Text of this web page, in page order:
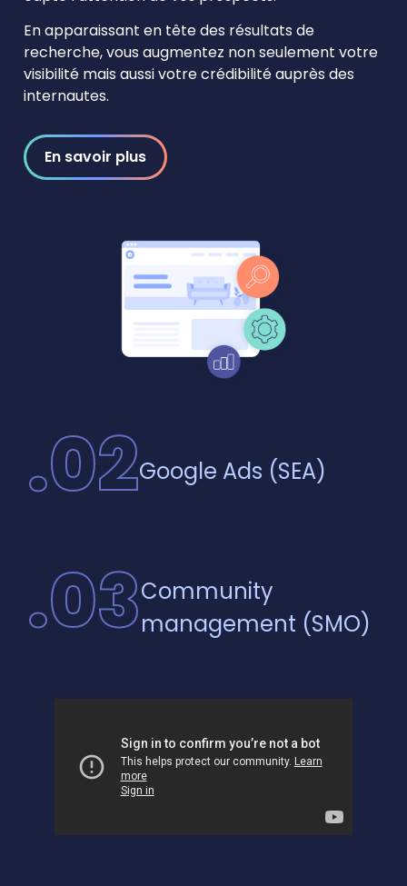
.02Google Ads (SEA)
.03Community
management (SMO)
En apparaissant en tête des résultats de
recherche, vous augmentez non seulement votre
visibilité mais aussi votre crédibilité auprès des
internautes.
En savoir plus